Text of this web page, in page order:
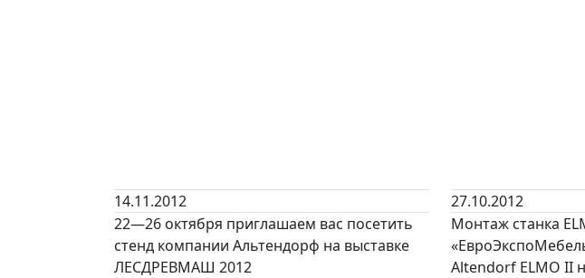
14.11.2012 27.10.2012
22—26 октября приглашаем вас посетить
стенд компании Альтендорф на выставке
ЛЕСДРЕВМАШ 2012
Монтаж станка
Altendorf ELMO II